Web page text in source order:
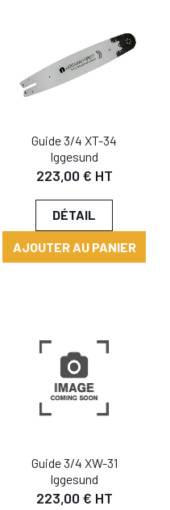
Guide 3/4 XT-34
Iggesund
223,00 € HT
DÉTAIL
AJOUTER AU PANIER
Guide 3/4 XW-31
Iggesund
223,00 € HT